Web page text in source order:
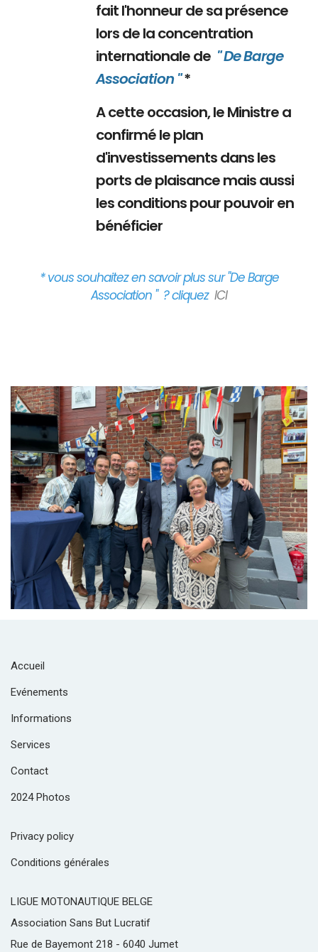
fait l'honneur de sa présence
lors de la concentration
internationale de " De Barge
Association "*
A cette occasion, le Ministre a
confirmé le plan
d'investissements dans les
ports de plaisance mais aussi
les conditions pour pouvoir en
bénéficier
* vous souhaitez en savoir plus sur "De Barge
Association " ? cliquez ICI
Branding
ARMCHAIR
Accueil
Evénements
Informations
Services
Contact
2024 Photos
Privacy policy
Conditions générales
LIGUE MOTONAUTIQUE BELGE
Association Sans But Lucratif
Rue de Bayemont 218 - 6040 Jumet